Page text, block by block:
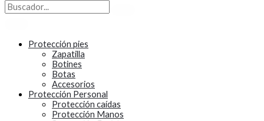
Protección pies
Zapatilla
Botines
Botas
Accesorios
Protección Personal
Protección caídas
Protección Manos